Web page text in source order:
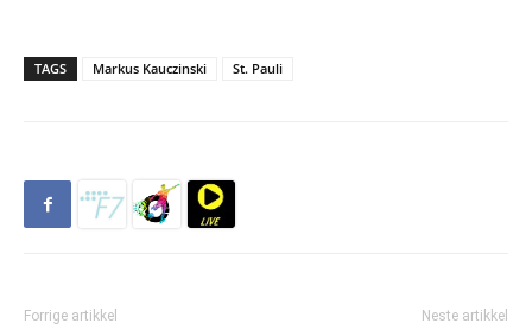
TAGS Markus Kauczinski St. Pauli
Forrige artikkel Neste artikkel